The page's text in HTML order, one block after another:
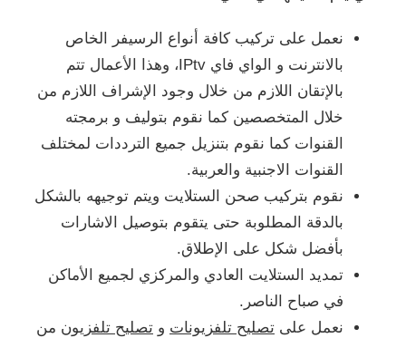
نعمل على تركيب كافة أنواع الرسيفر الخاص
بالانترنت و الواي فاي IPtv، وهذا الأعمال تتم
بالإتقان اللازم من خلال وجود الإشراف اللازم من
خلال المتخصصين كما نقوم بتوليف و برمجته
القنوات كما نقوم بتنزيل جميع الترددات لمختلف
القنوات الاجنبية والعربية.
نقوم بتركيب صحن الستلايت ويتم توجيهه بالشكل
بالدقة المطلوبة حتى يتقوم بتوصيل الاشارات
بأفضل شكل على الإطلاق.
تمديد الستلايت العادي والمركزي لجميع الأماكن
في صباح الناصر.
نعمل على تصليح تلفزيونات و تصليح تلفزيون من